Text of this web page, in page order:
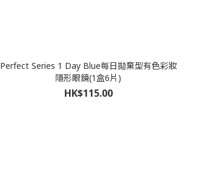
Perfect Series 1 Day Blue每日拋棄型有色彩妝
隱形眼鏡(1盒6片)
HK$115.00